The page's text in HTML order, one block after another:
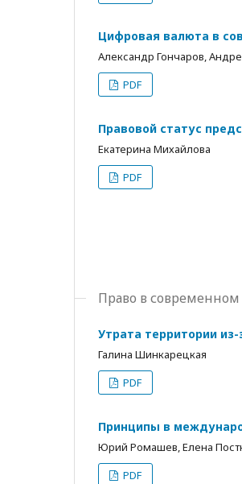
Цифровая валюта в
Александр Гончаров,
PDF
Правовой статус
Екатерина Михайлова
PDF
Право в
Утрата территории
Галина Шинкарецкая
PDF
Принципы в
Юрий Ромашев, Елена
PDF